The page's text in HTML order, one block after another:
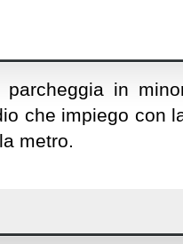
in
che impiego con
metro.